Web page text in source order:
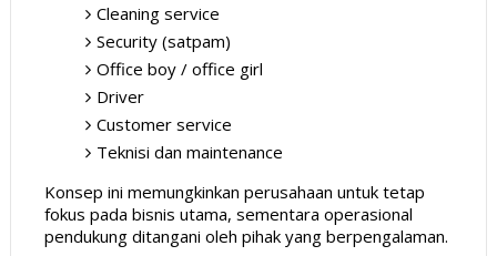
Cleaning service
Security (satpam)
Office boy / office girl
Driver
Customer service
Teknisi dan maintenance
Konsep ini memungkinkan perusahaan untuk tetap
fokus pada bisnis utama, sementara operasional
pendukung ditangani oleh pihak yang berpengalaman.